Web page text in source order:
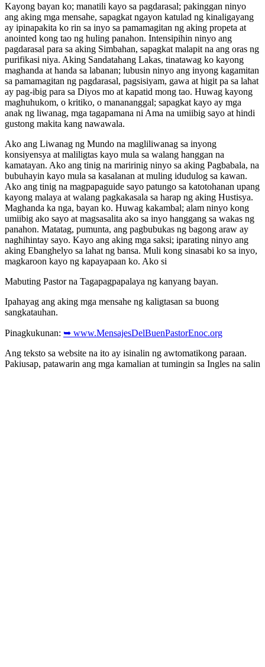
Kayong bayan ko; manatili kayo sa pagdarasal; pakinggan ninyo
ang aking mga mensahe, sapagkat ngayon katulad ng kinaligayang
ay ipinapakita ko rin sa inyo sa pamamagitan ng aking propeta at
anointed kong tao ng huling panahon. Intensipihin ninyo ang
pagdarasal para sa aking Simbahan, sapagkat malapit na ang oras ng
purifikasi niya. Aking Sandatahang Lakas, tinatawag ko kayong
maghanda at handa sa labanan; lubusin ninyo ang inyong kagamitan
sa pamamagitan ng pagdarasal, pagsisiyam, gawa at higit pa sa lahat
ay pag-ibig para sa Diyos mo at kapatid mong tao. Huwag kayong
maghuhukom, o kritiko, o manananggal; sapagkat kayo ay mga
anak ng liwanag, mga tagapamana ni Ama na umiibig sayo at hindi
gustong makita kang nawawala.
Ako ang Liwanag ng Mundo na magliliwanag sa inyong
konsiyensya at maliligtas kayo mula sa walang hanggan na
kamatayan. Ako ang tinig na maririnig ninyo sa aking Pagbabala, na
bubuhayin kayo mula sa kasalanan at muling idudulog sa kawan.
Ako ang tinig na magpapaguide sayo patungo sa katotohanan upang
kayong malaya at walang pagkakasala sa harap ng aking Hustisya.
Maghanda ka nga, bayan ko. Huwag kakambal; alam ninyo kong
umiibig ako sayo at magsasalita ako sa inyo hanggang sa wakas ng
panahon. Matatag, pumunta, ang pagbubukas ng bagong araw ay
naghihintay sayo. Kayo ang aking mga saksi; iparating ninyo ang
aking Ebanghelyo sa lahat ng bansa. Muli kong sinasabi ko sa inyo,
magkaroon kayo ng kapayapaan ko. Ako si
Mabuting Pastor na Tagapagpapalaya ng kanyang bayan.
Ipahayag ang aking mga mensahe ng kaligtasan sa buong
sangkatauhan.
Pinagkukunan: ➥ www.MensajesDelBuenPastorEnoc.org
Ang teksto sa website na ito ay isinalin ng awtomatikong paraan.
Pakiusap, patawarin ang mga kamalian at tumingin sa Ingles na salin